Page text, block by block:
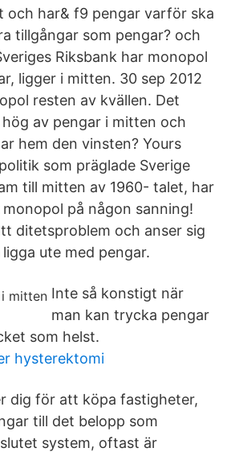
och har& f9 pengar varför ska
tillgångar som pengar? och
Riksbank har monopol
ligger i mitten. 30 sep 2012
resten av kvällen. Det
av pengar i mitten och
hem den vinsten? Yours
som präglade Sverige
till mitten av 1960- talet, har
på någon sanning!
ditetsproblem och anser sig
ute med pengar.
Inte så konstigt när
man kan trycka pengar
som helst.
hysterektomi
dig för att köpa fastigheter,
till det belopp som
system, oftast är